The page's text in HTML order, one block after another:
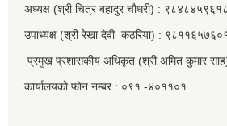
अध्यक्ष (श्री चित्र बहादुर चाैधरी) : ९८४८४५९६१८
उपाध्यक्ष (श्री रेखा देवी कठरिया) :
प्रमुख प्रशासकीय अधिकृत (श्री अमित कुमार
कार्यालयकाे फाेन नम्बर : ०९१ -४०११०१